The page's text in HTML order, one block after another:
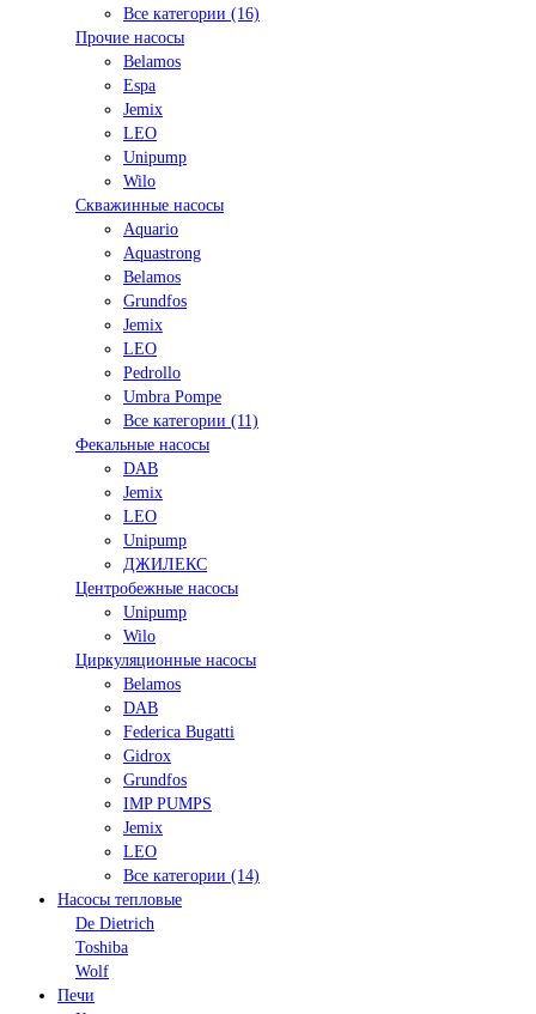
Все категории (16)
Прочие насосы
Belamos
Espa
Jemix
LEO
Unipump
Wilo
Скважинные насосы
Aquario
Aquastrong
Belamos
Grundfos
Jemix
LEO
Pedrollo
Umbra Pompe
Все категории (11)
Фекальные насосы
DAB
Jemix
LEO
Unipump
ДЖИЛЕКС
Центробежные насосы
Unipump
Wilo
Циркуляционные насосы
Belamos
DAB
Federica Bugatti
Gidrox
Grundfos
IMP PUMPS
Jemix
LEO
Все категории (14)
Насосы тепловые
De Dietrich
Toshiba
Wolf
Печи